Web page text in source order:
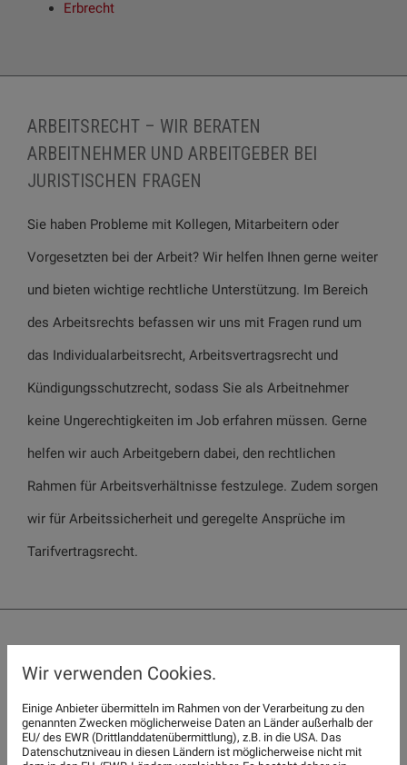
Erbrecht
ARBEITSRECHT – WIR BERATEN
ARBEITNEHMER UND ARBEITGEBER BEI
JURISTISCHEN FRAGEN
Sie haben Probleme mit Kollegen, Mitarbeitern oder
Vorgesetzten bei der Arbeit? Wir helfen Ihnen gerne weiter
und bieten wichtige rechtliche Unterstützung. Im Bereich
des Arbeitsrechts befassen wir uns mit Fragen rund um
das Individualarbeitsrecht, Arbeitsvertragsrecht und
Kündigungsschutzrecht, sodass Sie als Arbeitnehmer
keine Ungerechtigkeiten im Job erfahren müssen. Gerne
helfen wir auch Arbeitgebern dabei, den rechtlichen
Rahmen für Arbeitsverhältnisse festzulege. Zudem sorgen
wir für Arbeitssicherheit und geregelte Ansprüche im
Tarifvertragsrecht.
FAIREN INTERESSENSAUSGLEICH
Trennung, Scheidung und nun? Was passiert mit den
Wir verwenden Cookies.
Einige Anbieter übermitteln im Rahmen von der Verarbeitung zu den
genannten Zwecken möglicherweise Daten an Länder außerhalb der
EU/ des EWR (Drittlanddatenübermittlung), z.B. in die USA. Das
Datenschutzniveau in diesen Ländern ist möglicherweise nicht mit